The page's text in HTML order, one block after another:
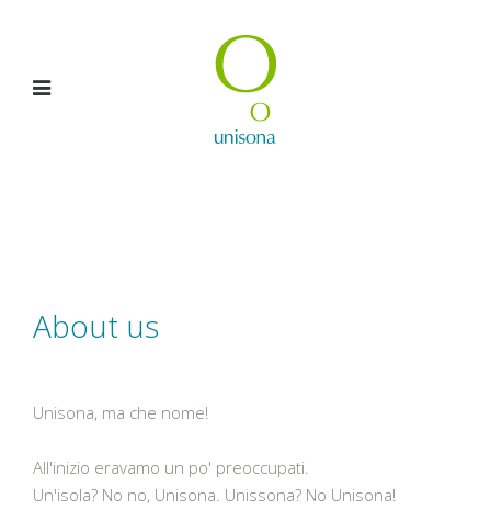
About us
Unisona, ma che nome!
All'inizio eravamo un po' preoccupati.
Un'isola? No no, Unisona. Unissona? No Unisona!